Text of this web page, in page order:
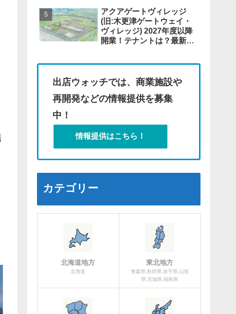
アクアゲートヴィレッジ
(旧:木更津ゲートウェイ・
ヴィレッジ) 2027年度以降
開業！テナントは？最新情
出店ウォッチでは、商業施設や
再開発などの情報提供を募集
中！
情報提供はこちら！
カテゴリー
北海道地方
北海道
東北地方
青森県,秋田県,岩手県,山形
県,宮城県,福島県